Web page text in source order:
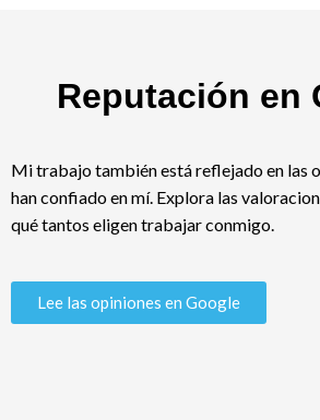
Reputación en
Mi trabajo también está reflejado en las
han confiado en mí. Explora las
qué tantos eligen trabajar conmigo.
Lee las opiniones en Google